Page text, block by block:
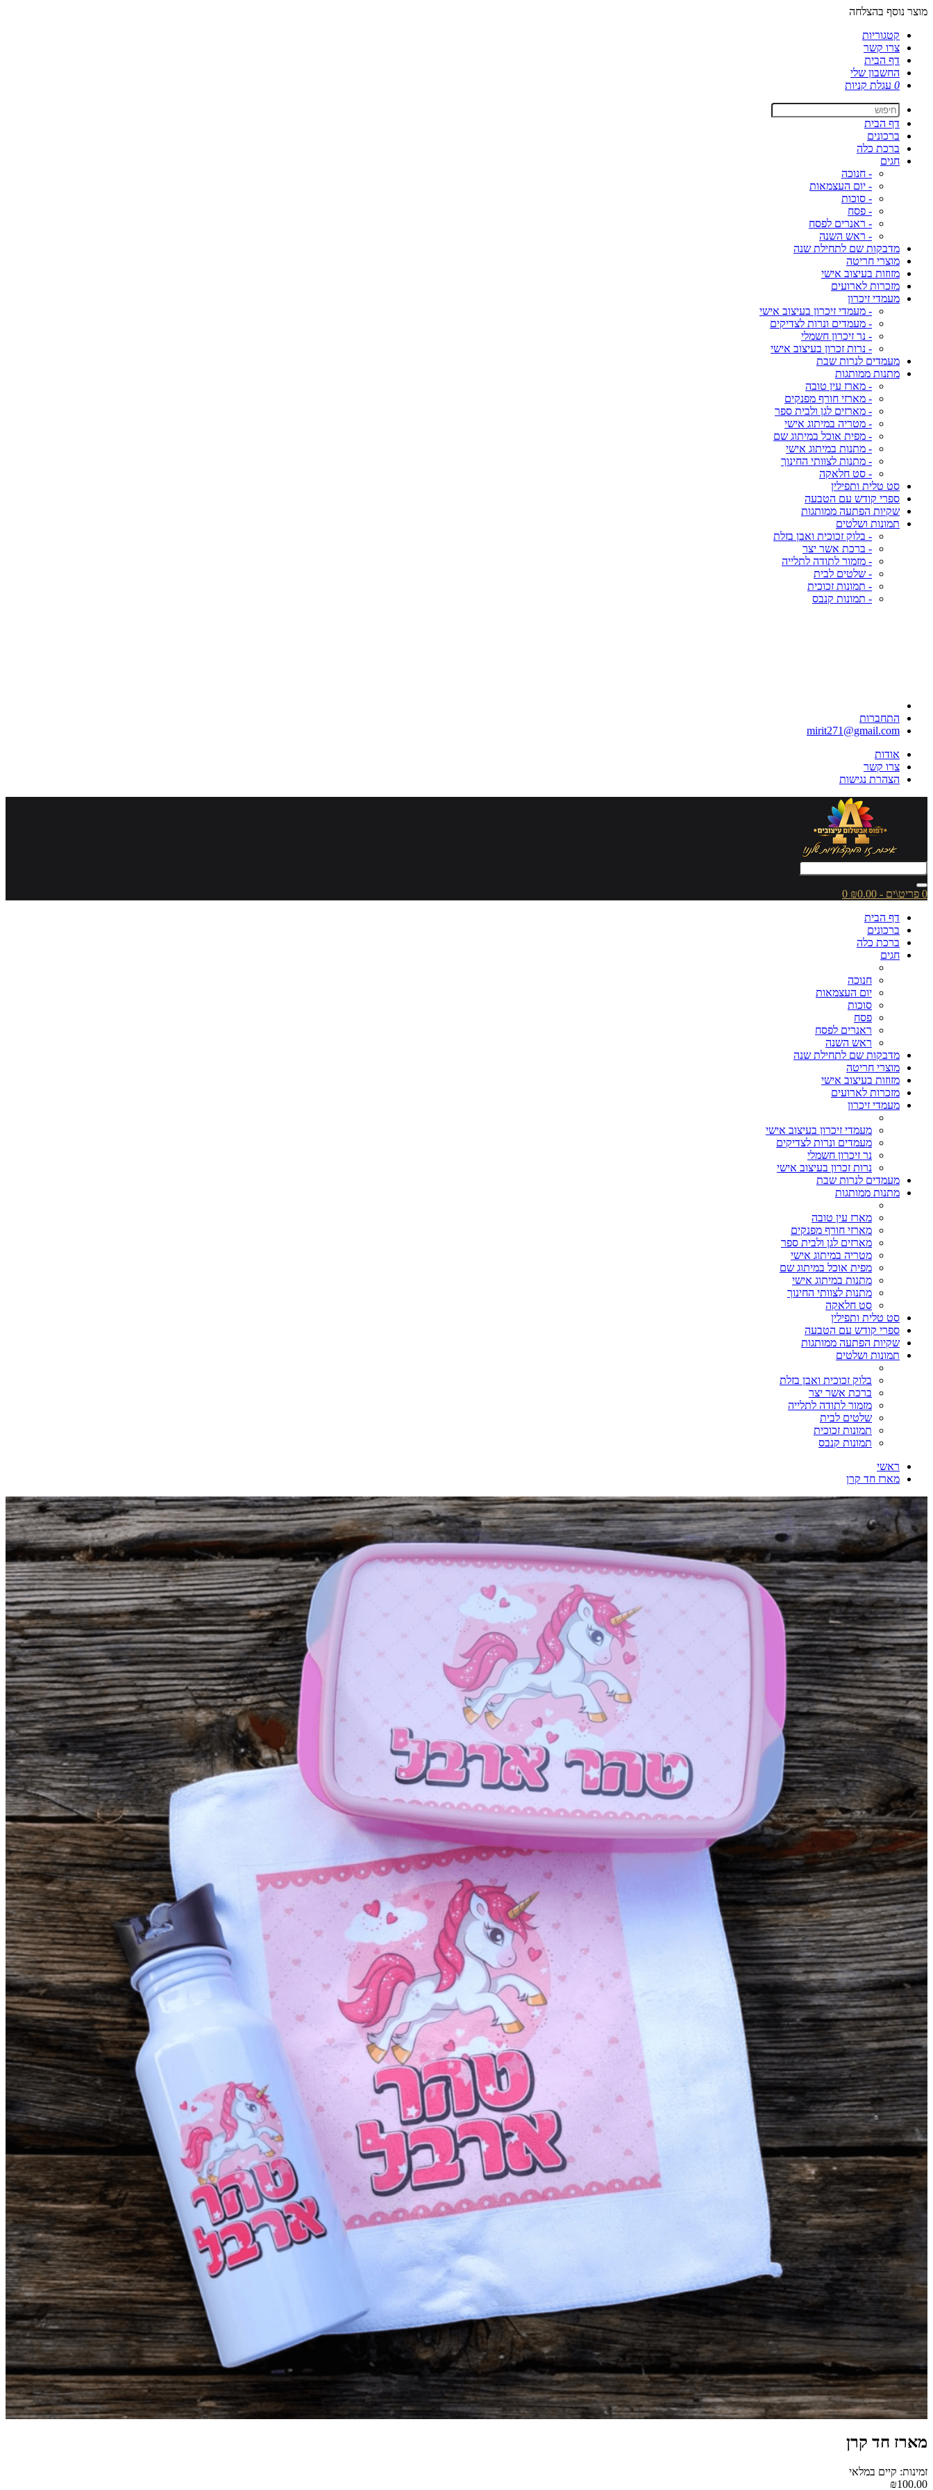
מוצר נוסף בהצלחה
קטגוריות
צרו קשר
דף הבית
החשבון שלי
0 עגלת קניות
דף הבית
ברכונים
ברכת כלה
חגים
- חנוכה
- יום העצמאות
- סוכות
- פסח
- ראנרים לפסח
- ראש השנה
מדבקות שם לתחילת שנה
מוצרי חריטה
מזוזות בעיצוב אישי
מזכרות לארועים
מעמדי זיכרון
- מעמדי זיכרון בעיצוב אישי
- מעמדים ונרות לצדיקים
- נר זיכרון חשמלי
- נרות זכרון בעיצוב אישי
מעמדים לנרות שבת
מתנות ממותגות
- מארז עין טובה
- מארזי חורף מפנקים
- מארזים לגן ולבית ספר
- מטריה במיתוג אישי
- מפית אוכל במיתוג שם
- מתנות במיתוג אישי
- מתנות לצוותי החינוך
- סט חלאקה
סט טלית ותפילין
ספרי קודש עם הטבעה
שקיות הפתעה ממותגות
תמונות ושלטים
- בלוק זכוכית ואבן בזלת
- ברכת אשר יצר
- מזמור לתודה לתלייה
- שלטים לבית
- תמונות זכוכית
- תמונות קנבס
התחברות
mirit271@gmail.com
אודות
צרו קשר
הצהרת נגישות
0 פריט\ים - ₪0.00
0
דף הבית
ברכונים
ברכת כלה
חגים
חנוכה
יום העצמאות
סוכות
פסח
ראנרים לפסח
ראש השנה
מדבקות שם לתחילת שנה
מוצרי חריטה
מזוזות בעיצוב אישי
מזכרות לארועים
מעמדי זיכרון
מעמדי זיכרון בעיצוב אישי
מעמדים ונרות לצדיקים
נר זיכרון חשמלי
נרות זכרון בעיצוב אישי
מעמדים לנרות שבת
מתנות ממותגות
מארז עין טובה
מארזי חורף מפנקים
מארזים לגן ולבית ספר
מטריה במיתוג אישי
מפית אוכל במיתוג שם
מתנות במיתוג אישי
מתנות לצוותי החינוך
סט חלאקה
סט טלית ותפילין
ספרי קודש עם הטבעה
שקיות הפתעה ממותגות
תמונות ושלטים
בלוק זכוכית ואבן בזלת
ברכת אשר יצר
מזמור לתודה לתלייה
שלטים לבית
תמונות זכוכית
תמונות קנבס
ראשי
מארז חד קרן
מארז חד קרן
זמינות: קיים במלאי
₪100.00